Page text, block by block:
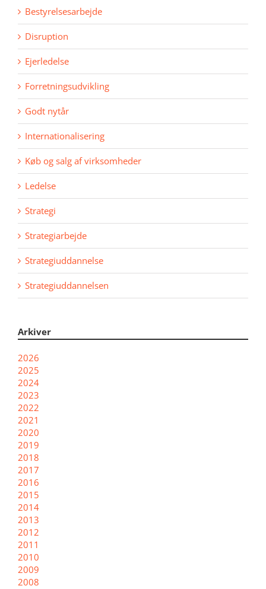
Bestyrelsesarbejde
Disruption
Ejerledelse
Forretningsudvikling
Godt nytår
Internationalisering
Køb og salg af virksomheder
Ledelse
Strategi
Strategiarbejde
Strategiuddannelse
Strategiuddannelsen
Arkiver
2026
2025
2024
2023
2022
2021
2020
2019
2018
2017
2016
2015
2014
2013
2012
2011
2010
2009
2008